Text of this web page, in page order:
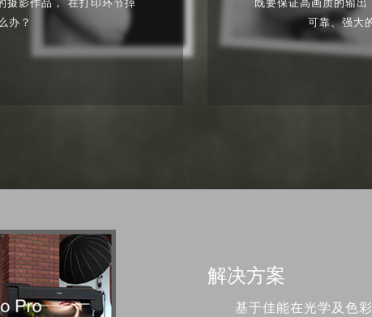
摄影作品， 在打印环节掉
办？
既要保证高画质的输
可靠、强大
解决方案
基于佳能在光学及色